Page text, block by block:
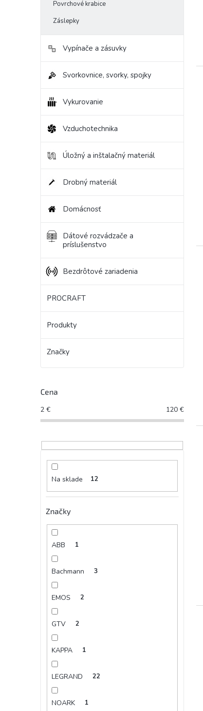
Povrchové krabice
Záslepky
Vypínače a zásuvky
Svorkovnice, svorky, spojky
Vykurovanie
Vzduchotechnika
Úložný a inštalačný materiál
Drobný materiál
Domácnosť
Dátové rozvádzače a
príslušenstvo
Bezdrôtové zariadenia
PROCRAFT
Produkty
Značky
Cena
2 € 120 €
Na sklade 12
Značky
ABB 1
Bachmann 3
EMOS 2
GTV 2
KAPPA 1
LEGRAND 22
NOARK 1